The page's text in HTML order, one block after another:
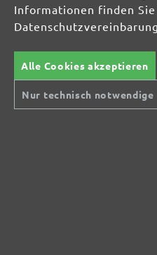
IT
Tipps & Tricks
Wissenswertes
Informationen finden
Alle Cookies akzeptieren
Nur technisch notwendige